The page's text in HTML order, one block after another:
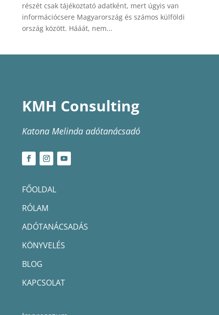
részét csak tájékoztató adatként, mert úgyis van
információcsere Magyarország és számos külföldi
ország között. Hááát, nem...
KMH Consulting
Katona Melinda adótanácsadó
FŐOLDAL
RÓLAM
ADÓTANÁCSADÁS
KÖNYVELÉS
BLOG
KAPCSOLAT